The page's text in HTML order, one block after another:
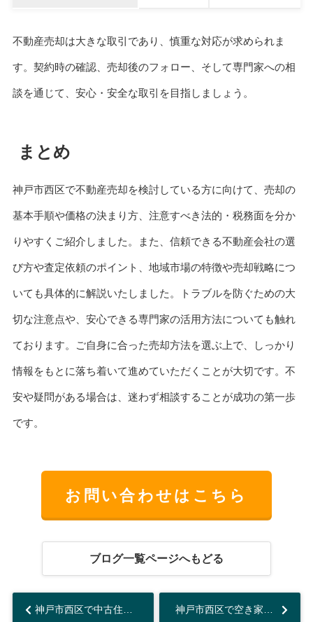
不動産売却は大きな取引であり、慎重な対応が求められま
す。契約時の確認、売却後のフォロー、そして専門家への相
談を通じて、安心・安全な取引を目指しましょう。
まとめ
神戸市西区で不動産売却を検討している方に向けて、売却の
基本手順や価格の決まり方、注意すべき法的・税務面を分か
りやすくご紹介しました。また、信頼できる不動産会社の選
び方や査定依頼のポイント、地域市場の特徴や売却戦略につ
いても具体的に解説いたしました。トラブルを防ぐための大
切な注意点や、安心できる専門家の活用方法についても触れ
ております。ご自身に合った売却方法を選ぶ上で、しっかり
情報をもとに落ち着いて進めていただくことが大切です。不
安や疑問がある場合は、迷わず相談することが成功の第一歩
です。
お問い合わせはこちら
ブログ一覧ページへもどる
神戸市西区で中古住宅を売却する準備は何から始める？必要書類や清掃修繕のポイントも解説... 神戸市西区で空き家の解体や売却はどうする？比較ポイントと手続きも解説...